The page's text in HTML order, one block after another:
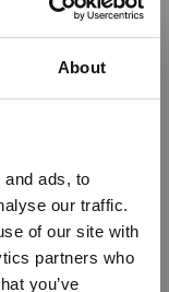
About
ads, to
our traffic.
of our site with
partners who
you’ve